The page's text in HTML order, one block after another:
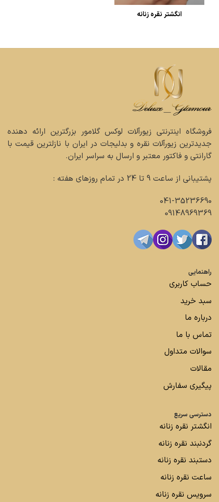
انگشتر نقره زنانه
فروشگاه اینترنتی زیورآلات لوکس گلامور بزرگترین ارائه دهنده
جدیدترین زیورآلات نقره و بدلیجات در ایران با نازلترین قیمت با
گارانتی و فاکتور معتبر و ارسال به سراسر ایران.
پشتیبانی از ساعت 9 تا 24 در تمام روزهای هفته :
041-35236690
09148969369
راهنمایی
حساب کاربری
سبد خرید
درباره ما
تماس با ما
سوالات متداول
مقالات
پیگیری سفارش
دسترسی سریع
انگشتر نقره زنانه
گردنبند نقره زنانه
دستبند نقره زنانه
ساعت نقره زنانه
سرویس نقره زنانه